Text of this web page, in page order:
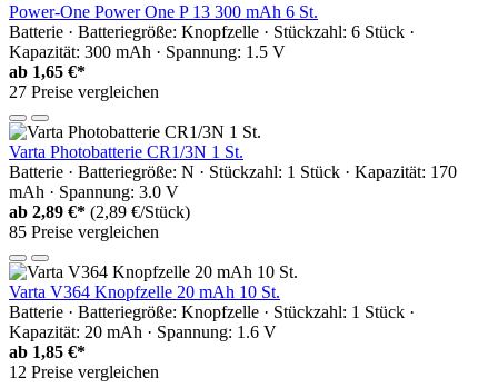
Power-One Power One P 13 300 mAh 6 St.
Batterie · Batteriegröße: Knopfzelle · Stückzahl: 6 Stück ·
Kapazität: 300 mAh · Spannung: 1.5 V
ab 1,65 €*
27 Preise vergleichen
Varta Photobatterie CR1/3N 1 St.
Batterie · Batteriegröße: N · Stückzahl: 1 Stück · Kapazität: 170
mAh · Spannung: 3.0 V
ab 2,89 €* (2,89 €/Stück)
85 Preise vergleichen
Varta V364 Knopfzelle 20 mAh 10 St.
Batterie · Batteriegröße: Knopfzelle · Stückzahl: 1 Stück ·
Kapazität: 20 mAh · Spannung: 1.6 V
ab 1,85 €*
12 Preise vergleichen